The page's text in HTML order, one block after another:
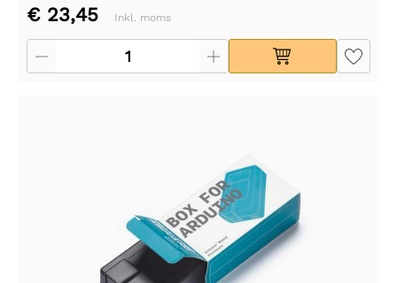
€ 23,45 Inkl. moms